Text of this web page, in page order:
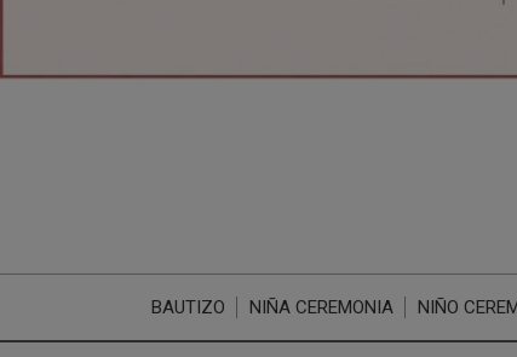
BAUTIZO NIÑA CEREMONIA NIÑO